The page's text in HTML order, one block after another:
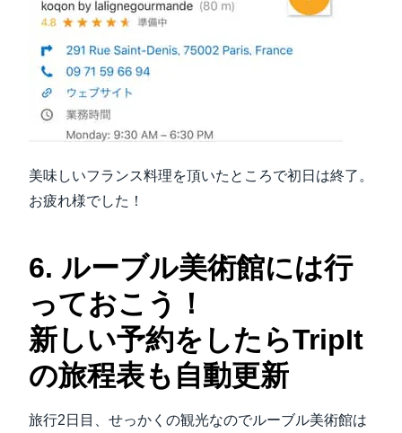
美味しいフランス料理を頂いたところで初日は終了。
お疲れ様でした！
6. ルーブル美術館には行
っておこう！
新しい予約をしたらTripIt
の旅程表も自動更新
旅行2日目、せっかくの観光なのでルーブル美術館は